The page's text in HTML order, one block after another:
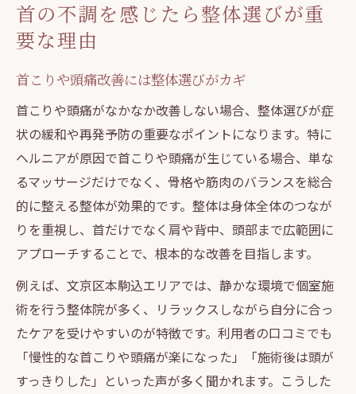
首の不調を感じたら整体選びが重
要な理由
首こりや頭痛改善には整体選びがカギ
首こりや頭痛がなかなか改善しない場合、整体選びが症
状の緩和や再発予防の重要なポイントになります。特に
ヘルニアが原因で首こりや頭痛が生じている場合、単な
るマッサージだけでなく、骨格や筋肉のバランスを総合
的に整える整体が効果的です。整体は身体全体のつなが
りを重視し、首だけでなく肩や背中、頭部まで広範囲に
アプローチすることで、根本的な改善を目指します。
例えば、文京区本駒込エリアでは、静かな環境で個室施
術を行う整体院が多く、リラックスしながら自分に合っ
たケアを受けやすいのが特徴です。利用者の口コミでも
「慢性的な首こりや頭痛が楽になった」「施術後は頭が
すっきりした」といった声が多く聞かれます。こうした